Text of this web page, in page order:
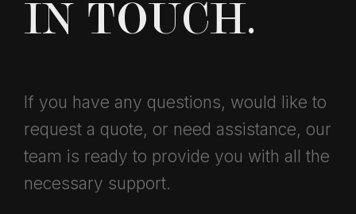
IN TOUCH.
If you have any questions, would like to
request a quote, or need assistance, our
team is ready to provide you with all the
necessary support.